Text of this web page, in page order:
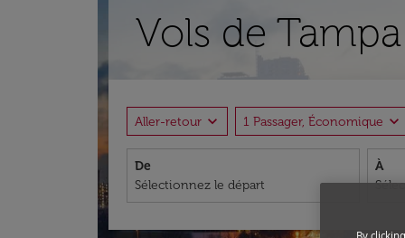
Vols de
Aller-retour expand_more 1 Passager, Économique expand_more
De À